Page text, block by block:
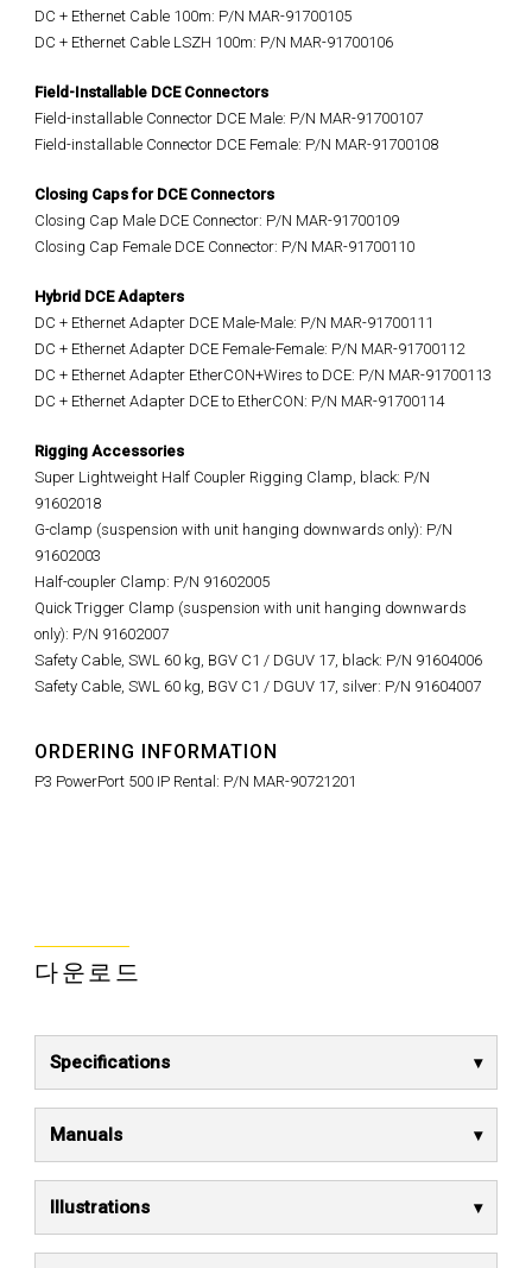
DC + Ethernet Cable 100m: P/N MAR-91700105
DC + Ethernet Cable LSZH 100m: P/N MAR-91700106
Field-Installable DCE Connectors
Field-installable Connector DCE Male: P/N MAR-91700107
Field-installable Connector DCE Female: P/N MAR-91700108
Closing Caps for DCE Connectors
Closing Cap Male DCE Connector: P/N MAR-91700109
Closing Cap Female DCE Connector: P/N MAR-91700110
Hybrid DCE Adapters
DC + Ethernet Adapter DCE Male-Male: P/N MAR-91700111
DC + Ethernet Adapter DCE Female-Female: P/N MAR-91700112
DC + Ethernet Adapter EtherCON+Wires to DCE: P/N MAR-91700113
DC + Ethernet Adapter DCE to EtherCON: P/N MAR-91700114
Rigging Accessories
Super Lightweight Half Coupler Rigging Clamp, black: P/N
91602018
G-clamp (suspension with unit hanging downwards only): P/N
91602003
Half-coupler Clamp: P/N 91602005
Quick Trigger Clamp (suspension with unit hanging downwards
only): P/N 91602007
Safety Cable, SWL 60 kg, BGV C1 / DGUV 17, black: P/N 91604006
Safety Cable, SWL 60 kg, BGV C1 / DGUV 17, silver: P/N 91604007
ORDERING INFORMATION
P3 PowerPort 500 IP Rental: P/N MAR-90721201
다운로드
Specifications
Manuals
Illustrations